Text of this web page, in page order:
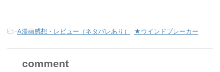
-A漫画感想・レビュー（ネタバレあり） ★ウインドブレーカー
comment